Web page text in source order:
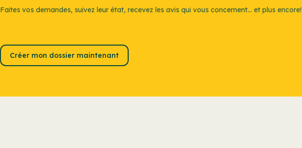
Faites vos demandes, suivez leur état, recevez les avis qui vous concernent... et plus encore!
Créer mon dossier maintenant